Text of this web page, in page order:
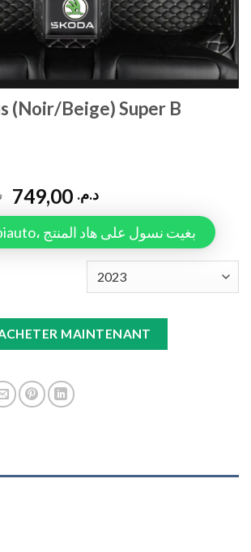
(Noir/Beige) Super B
د.م.
مرحباً Tapiauto، بغيت نسول على هاد المنتج
Beige) Super B quantity
MAINTENANT